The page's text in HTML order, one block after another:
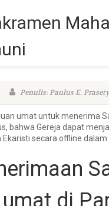
Penulis: Paulus E.
umat untuk menerima
bahwa Gereja dapat
secara offline dalam
di